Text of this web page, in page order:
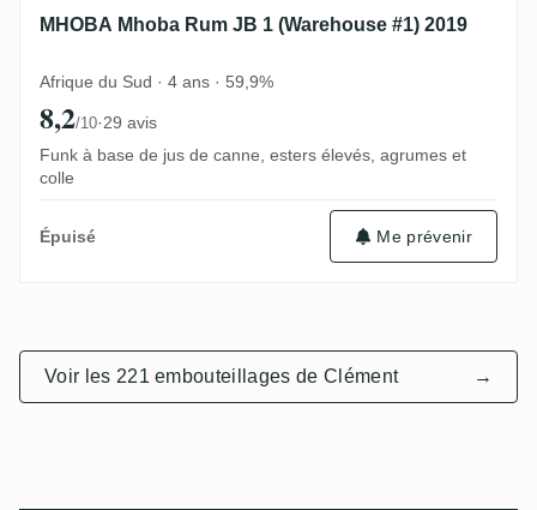
MHOBA Mhoba Rum JB 1 (Warehouse #1) 2019
Afrique du Sud · 4 ans · 59,9%
8,2/10·29 avis
Funk à base de jus de canne, esters élevés, agrumes et
colle
Épuisé Me prévenir
Voir les 221 embouteillages de Clément →